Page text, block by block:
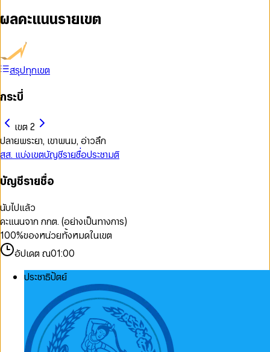
ผลคะแนนรายเขต
สรุปทุกเขต
กระบี่
เขต 2
ปลายพระยา, เขาพนม, อ่าวลึก
สส. แบ่งเขตบัญชีรายชื่อประชามติ
บัญชีรายชื่อ
นับไปแล้ว
คะแนนจาก กกต. (อย่างเป็นทางการ)
100%ของหน่วยทั้งหมดในเขต
อัปเดต ณ01:00
ประชาธิปัตย์